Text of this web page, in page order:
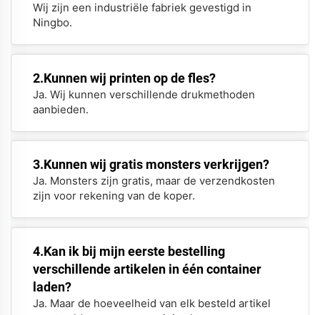
Wij zijn een industriële fabriek gevestigd in
Ningbo.
2.Kunnen wij printen op de fles?
Ja. Wij kunnen verschillende drukmethoden
aanbieden.
3.Kunnen wij gratis monsters verkrijgen?
Ja. Monsters zijn gratis, maar de verzendkosten
zijn voor rekening van de koper.
4.Kan ik bij mijn eerste bestelling
verschillende artikelen in één container
laden?
Ja. Maar de hoeveelheid van elk besteld artikel